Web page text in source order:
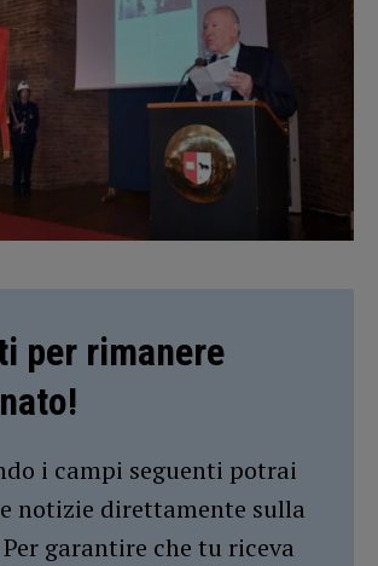
per rimanere
i campi seguenti potrai
notizie direttamente sulla
garantire che tu riceva